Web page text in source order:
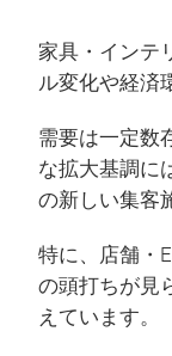
家具・インテ
ル変化や経済
需要は一定数
な拡大基調に
の新しい集客
特に、店舗・
の頭打ちが見
えています。